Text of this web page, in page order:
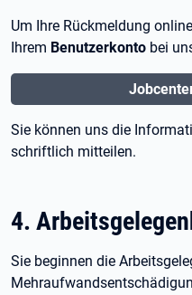
Um Ihre Rückmeldung
Ihrem Benutzerkonto bei
Sie können uns die
schriftlich mitteilen.
4.
Sie beginnen die